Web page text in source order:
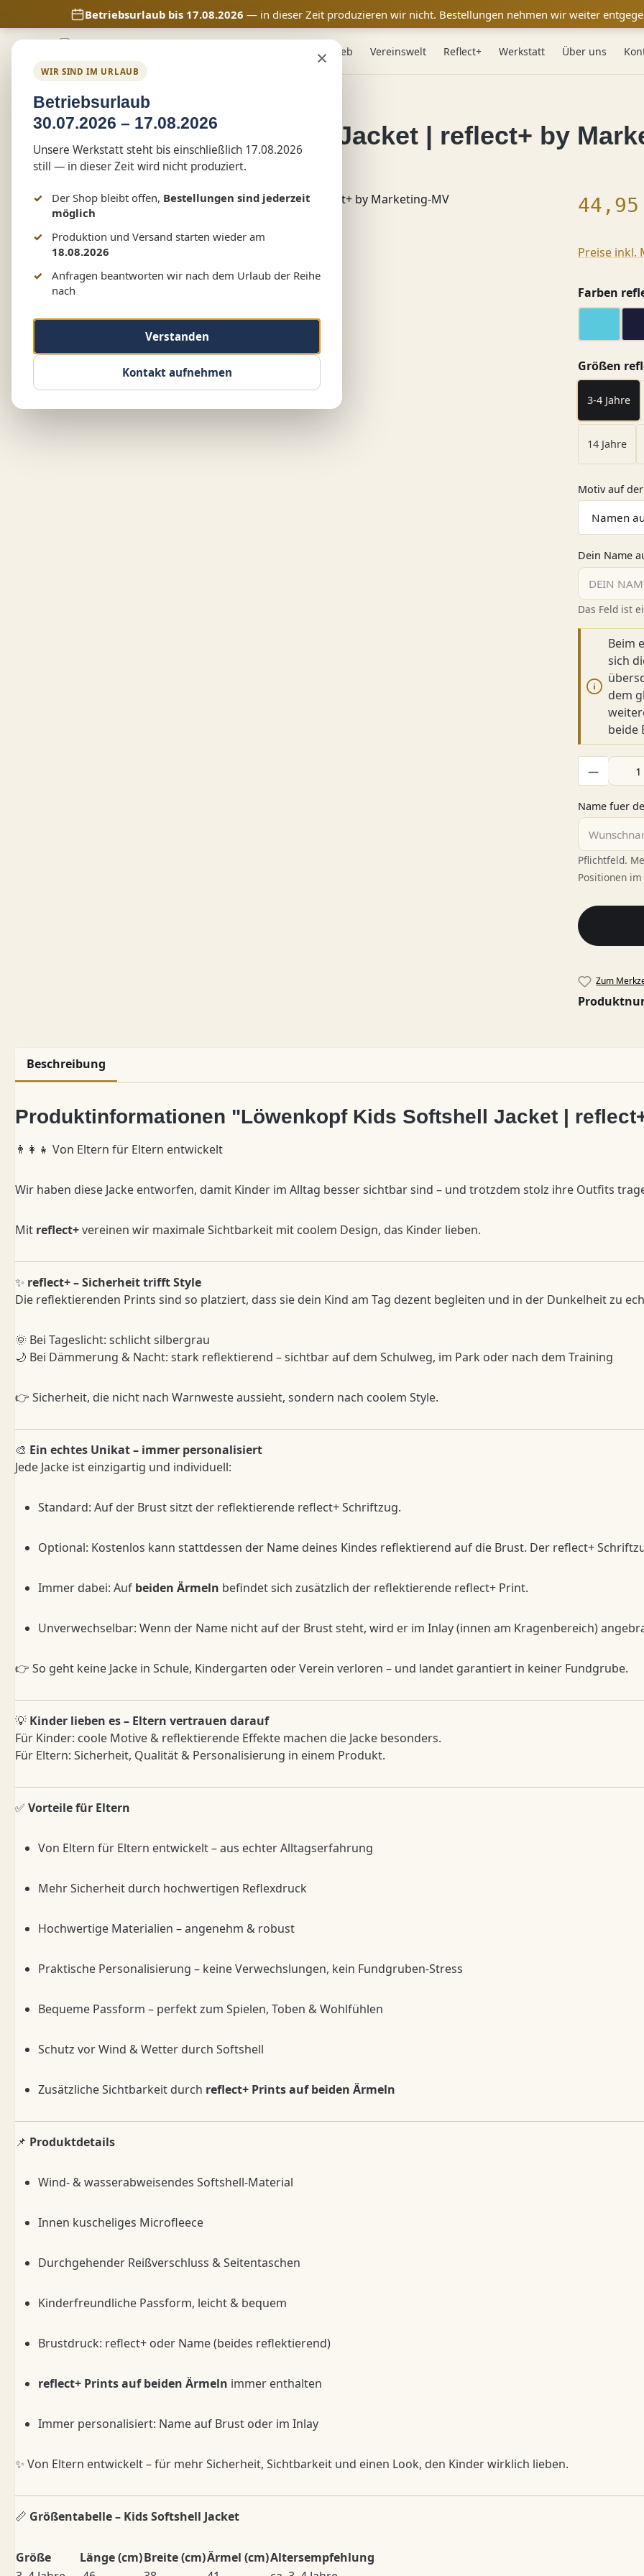
Hauptinhalt springen
Zur Suche springen
Zur Hauptnavigation springen
Betriebsurlaub bis 17.08.2026 — in dieser Zeit produzieren wir nicht. Bestellungen nehmen wir weiter
×
WIR SIND IM URLAUB
Betriebsurlaub
30.07.2026 – 17.08.2026
Unsere Werkstatt steht bis einschließlich 17.08.2026
still — in dieser Zeit wird nicht produziert.
Der Shop bleibt offen, Bestellungen sind jederzeit
möglich
Produktion und Versand starten wieder am
18.08.2026
Anfragen beantworten wir nach dem Urlaub der Reihe
nach
Verstanden
Kontakt aufnehmen
Marketing & Web Vereinswelt Reflect+ Werkstatt Über uns
Shop reflect+
Löwenkopf Kids Softshell Jacket | reflect+ by
Bildergalerie überspringen
Preise inkl.
Farben
Größen
3-4 Jahre
14 Jahre
Motiv auf
Dein Name
Das Feld ist
Beim
sich
dem
beide
Produkt
Name fuer
Pflichtfeld.
Positionen
Zum
Beschreibung
Produktinformationen "Löwenkopf Kids Softshell Jacket |
👨‍👩‍👧 Von Eltern für Eltern entwickelt
Wir haben diese Jacke entworfen, damit Kinder im Alltag besser sichtbar sind – und trotzdem stolz ihre Outfits
Mit reflect+vereinen wir maximale Sichtbarkeit mit coolem Design, das Kinder lieben.
✨ reflect+ – Sicherheit trifft Style
Die reflektierenden Prints sind so platziert, dass sie dein Kind am Tag dezent begleiten und in der Dunkelheit zu
🌞 Bei Tageslicht: schlicht silbergrau
🌙 Bei Dämmerung & Nacht: stark reflektierend – sichtbar auf dem Schulweg, im Park oder nach dem Training
👉 Sicherheit, die nicht nach Warnweste aussieht, sondern nach coolem Style.
🎨 Ein echtes Unikat – immer personalisiert
Jede Jacke ist einzigartig und individuell:
Standard: Auf der Brust sitzt der reflektierende reflect+ Schriftzug.
Optional: Kostenlos kann stattdessen der Name deines Kindes reflektierend auf die Brust. Der reflect+
Immer dabei: Auf beiden Ärmeln befindet sich zusätzlich der reflektierende reflect+ Print.
Unverwechselbar: Wenn der Name nicht auf der Brust steht, wird er im Inlay (innen am Kragenbereich)
👉 So geht keine Jacke in Schule, Kindergarten oder Verein verloren – und landet garantiert in keiner Fundgrube.
💡 Kinder lieben es – Eltern vertrauen darauf
Für Kinder: coole Motive & reflektierende Effekte machen die Jacke besonders.
Für Eltern: Sicherheit, Qualität & Personalisierung in einem Produkt.
✅ Vorteile für Eltern
Von Eltern für Eltern entwickelt – aus echter Alltagserfahrung
Mehr Sicherheit durch hochwertigen Reflexdruck
Hochwertige Materialien – angenehm & robust
Praktische Personalisierung – keine Verwechslungen, kein Fundgruben-Stress
Bequeme Passform – perfekt zum Spielen, Toben & Wohlfühlen
Schutz vor Wind & Wetter durch Softshell
Zusätzliche Sichtbarkeit durch reflect+ Prints auf beiden Ärmeln
📌 Produktdetails
Wind- & wasserabweisendes Softshell-Material
Innen kuscheliges Microfleece
Durchgehender Reißverschluss & Seitentaschen
Kinderfreundliche Passform, leicht & bequem
Brustdruck: reflect+ oder Name (beides reflektierend)
reflect+ Prints auf beiden Ärmeln immer enthalten
Immer personalisiert: Name auf Brust oder im Inlay
✨ Von Eltern entwickelt – für mehr Sicherheit, Sichtbarkeit und einen Look, den Kinder wirklich lieben.
📏 Größentabelle – Kids Softshell Jacket
Größe Länge (cm)Breite (cm)Ärmel (cm)Altersempfehlung